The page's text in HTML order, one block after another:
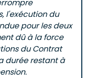
l'exécution du
pour les deux
dû à la force
du Contrat
durée restant à